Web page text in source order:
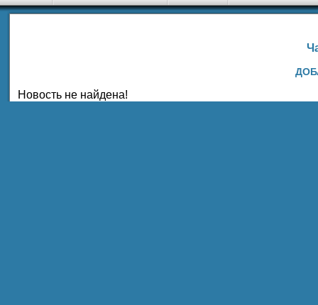
Новость не найдена!